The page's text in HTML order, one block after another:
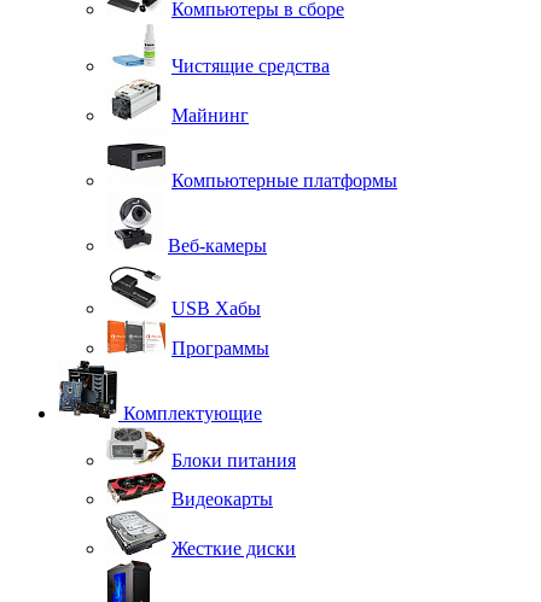
Компьютеры в сборе
Чистящие средства
Майнинг
Компьютерные платформы
Веб-камеры
USB Хабы
Программы
Комплектующие
Блоки питания
Видеокарты
Жесткие диски